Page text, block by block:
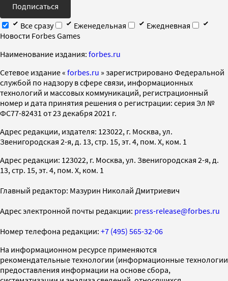
Подписаться
Все сразу
Еженедельная
Ежедневная
Новости Forbes Games
Наименование издания: forbes.ru
Cетевое издание « forbes.ru » зарегистрировано Федеральной
службой по надзору в сфере связи, информационных
технологий и массовых коммуникаций, регистрационный
номер и дата принятия решения о регистрации: серия Эл №
ФС77-82431 от 23 декабря 2021 г.
Адрес редакции, издателя: 123022, г. Москва, ул.
Звенигородская 2-я, д. 13, стр. 15, эт. 4, пом. X, ком. 1
Адрес редакции: 123022, г. Москва, ул. Звенигородская 2-я, д.
13, стр. 15, эт. 4, пом. X, ком. 1
Главный редактор: Мазурин Николай Дмитриевич
Адрес электронной почты редакции: press-release@forbes.ru
Номер телефона редакции: +7 (495) 565-32-06
На информационном ресурсе применяются
рекомендательные технологии (информационные технологии
предоставления информации на основе сбора,